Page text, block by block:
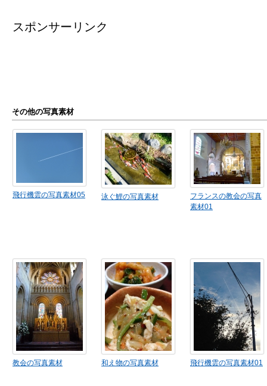
スポンサーリンク
その他の写真素材
飛行機雲の写真素材05 泳ぐ鯉の写真素材
フランスの教会の写真
素材01
教会の写真素材 和え物の写真素材 飛行機雲の写真素材01